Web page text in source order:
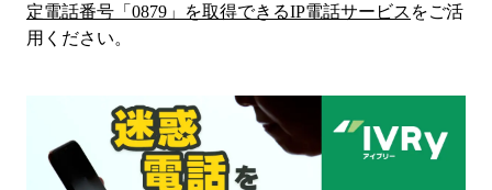
定電話番号「 0879 」を取得できるIP電話サービス をご活
用ください。